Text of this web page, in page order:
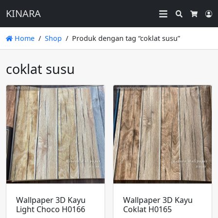
KINARA
Search
Home Shop Produk dengan tag “coklat susu”
coklat susu
Wallpaper 3D Kayu
Light Choco H0166
Wallpaper 3D Kayu
Coklat H0165